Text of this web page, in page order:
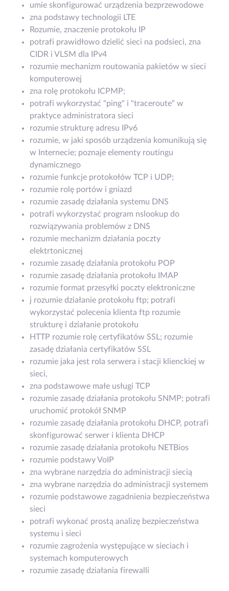
umie skonfigurować urządzenia bezprzewodowe
zna podstawy technologii LTE
Rozumie, znaczenie protokołu IP
potrafi prawidłowo dzielić sieci na podsieci, zna
CIDR i VLSM dla IPv4
rozumie mechanizm routowania pakietów w sieci
komputerowej
zna rolę protokołu ICPMP;
potrafi wykorzystać "ping" i "traceroute" w
praktyce administratora sieci
rozumie strukturę adresu IPv6
rozumie, w jaki sposób urządzenia komunikują się
w Internecie; poznaje elementy routingu
dynamicznego
rozumie funkcje protokołów TCP i UDP;
rozumie rolę portów i gniazd
rozumie zasadę działania systemu DNS
potrafi wykorzystać program nslookup do
rozwiązywania problemów z DNS
rozumie mechanizm działania poczty
elektrtonicznej
rozumie zasadę działania protokołu POP
rozumie zasadę działania protokołu IMAP
rozumie format przesyłki poczty elektroniczne
j rozumie działanie protokołu ftp; potrafi
wykorzystać polecenia klienta ftp rozumie
strukturę i działanie protokołu
HTTP rozumie rolę certyfikatów SSL; rozumie
zasadę działania certyfikatów SSL
rozumie jaka jest rola serwera i stacji klienckiej w
sieci,
zna podstawowe małe usługi TCP
rozumie zasadę działania protokołu SNMP; potrafi
uruchomić protokół SNMP
rozumie zasadę działania protokołu DHCP, potrafi
skonfigurować serwer i klienta DHCP
rozumie zasadę działania protokołu NETBios
rozumie podstawy VoIP
zna wybrane narzędzia do administracji siecią
zna wybrane narzędzia do administracji systemem
rozumie podstawowe zagadnienia bezpieczeństwa
sieci
potrafi wykonać prostą analizę bezpieczeństwa
systemu i sieci
rozumie zagrożenia występujące w sieciach i
systemach komputerowych
rozumie zasadę działania firewalli